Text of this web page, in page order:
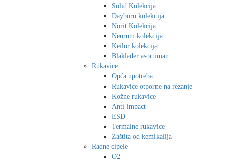
Solid Kolekcija
Dayboro kolekcija
Norit Kolekcija
Neurum kolekcija
Keilor kolekcija
Blaklader asortiman
Rukavice
Opća upotreba
Rukavice otporne na rezanje
Kožne rukavice
Anti-impact
ESD
Termalne rukavice
Zaštita od kemikalija
Radne cipele
O2